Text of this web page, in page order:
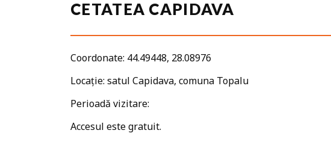
CETATEA CAPIDAVA
Coordonate: 44.49448, 28.08976
Locație: satul Capidava, comuna Topalu
Perioadă vizitare:
Accesul este gratuit.